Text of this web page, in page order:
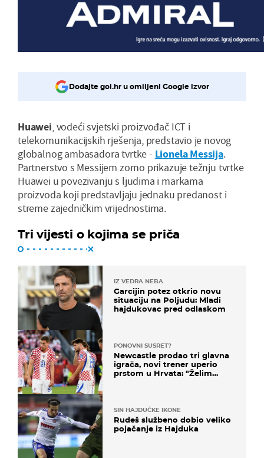
Dodajte gol.hr u omiljeni Google izvor
Huawei, vodeći svjetski proizvođač ICT i
telekomunikacijskih rješenja, predstavio je novog
globalnog ambasadora tvrtke - Lionela Messija.
Partnerstvo s Messijem zorno prikazuje težnju tvrtke
Huawei u povezivanju s ljudima i markama
proizvoda koji predstavljaju jednaku predanost i
streme zajedničkim vrijednostima.
Tri vijesti o kojima se priča
IZ VEDRA NEBA
Garcijin potez otkrio novu
situaciju na Poljudu: Mladi
hajdukovac pred odlaskom
PONOVNI SUSRET?
Newcastle prodao tri glavna
igrača, novi trener uperio
prstom u Hrvata: "Želim
SIN HAJDUČKE IKONE
Rudeš službeno dobio veliko
pojačanje iz Hajduka